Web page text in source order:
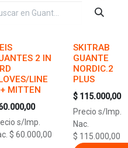
2 IN
LINE
MITTEN
s/Imp.
$ 60.000,00
SKITRAB
GUANTE
NORDIC.2
PLUS
$ 115.000,00
Precio s/Imp.
Nac.
$ 115.000,00